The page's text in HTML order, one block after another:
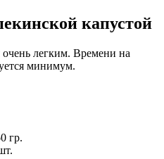
капустой
легким. Времени на
минимум.
гр.